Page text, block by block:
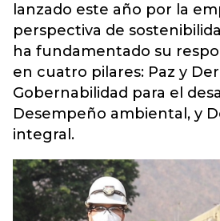
lanzado este año por la
perspectiva de
ha fundamentado su
en cuatro pilares: Paz y
Gobernabilidad para el
Desempeño ambiental, y
integral.